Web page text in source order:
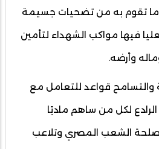
تقوم به من تضحيات جسيمة
فيها مواكب الشهداء لتأمين
وأرضه.
والتسامح قواعد للتعامل مع
لكل من ساهم ماديًا
الشعب المصري وتلاعب